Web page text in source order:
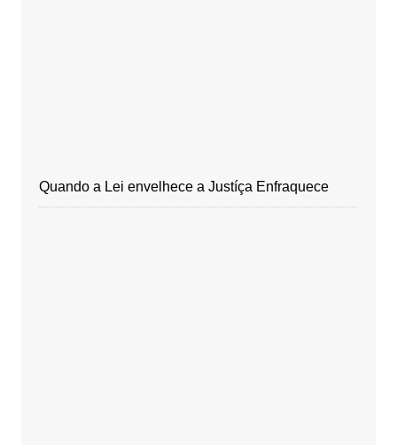
Quando a Lei envelhece a Justíça Enfraquece